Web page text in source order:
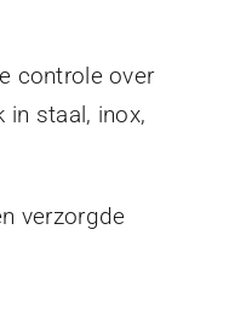
controle over
in staal, inox,
verzorgde